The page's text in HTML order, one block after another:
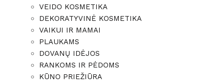
VEIDO KOSMETIKA
DEKORATYVINĖ KOSMETIKA
VAIKUI IR MAMAI
PLAUKAMS
DOVANŲ IDĖJOS
RANKOMS IR PĖDOMS
KŪNO PRIEŽIŪRA